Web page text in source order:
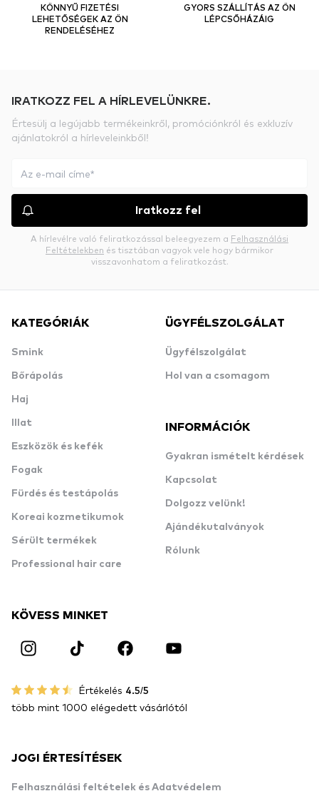
KÖNNYŰ FIZETÉSI
LEHETŐSÉGEK AZ ÖN
RENDELÉSÉHEZ
GYORS SZÁLLÍTÁS AZ ÖN
LÉPCSŐHÁZÁIG
IRATKOZZ FEL A HÍRLEVELÜNKRE.
Értesülj a legújabb termékeinkről, promóciónkról és exkluzív
ajánlatokról a hírleveleinkből!
Iratkozz fel
A hírlevélre való feliratkozással beleegyezem a Felhasználási
Feltételekben és tisztában vagyok vele hogy bármikor
visszavonhatom a feliratkozást.
KATEGÓRIÁK
Smink
Bőrápolás
Haj
Illat
Eszközök és kefék
Fogak
Fürdés és testápolás
Koreai kozmetikumok
Sérült termékek
Professional hair care
ÜGYFÉLSZOLGÁLAT
Ügyfélszolgálat
Hol van a csomagom
INFORMÁCIÓK
Gyakran ismételt kérdések
Kapcsolat
Dolgozz velünk!
Ajándékutalványok
Rólunk
KÖVESS MINKET
Értékelés 4.5/5
több mint 1000 elégedett vásárlótól
JOGI ÉRTESÍTÉSEK
Felhasználási feltételek és Adatvédelem